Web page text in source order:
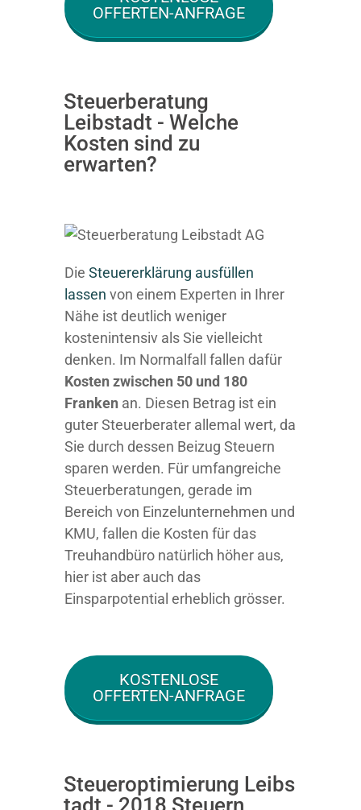
OFFERTEN-ANFRAGE
Steuerberatung
Leibstadt - Welche
Kosten sind zu
erwarten?
Die Steuererklärung ausfüllen
lassen von einem Experten in Ihrer
Nähe ist deutlich weniger
kostenintensiv als Sie vielleicht
denken. Im Normalfall fallen dafür
Kosten zwischen 50 und 180
Franken an. Diesen Betrag ist ein
guter Steuerberater allemal wert, da
Sie durch dessen Beizug Steuern
sparen werden. Für umfangreiche
Steuerberatungen, gerade im
Bereich von Einzelunternehmen und
KMU, fallen die Kosten für das
Treuhandbüro natürlich höher aus,
hier ist aber auch das
Einsparpotential erheblich grösser.
KOSTENLOSE
OFFERTEN-ANFRAGE
Steueroptimierung Leibs
tadt - 2018 Steuern